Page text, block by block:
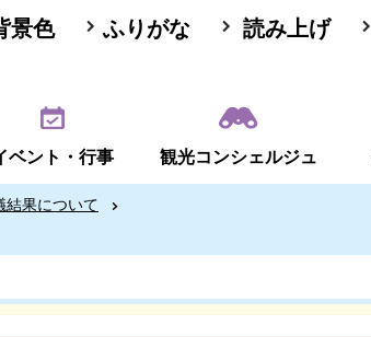
景色 ふりがな 読み上げ
ベント・行事 観光コンシェルジュ
結果について